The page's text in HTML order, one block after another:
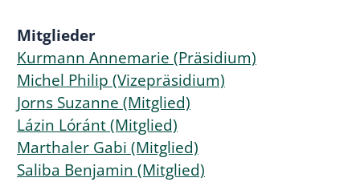
Mitglieder
Kurmann Annemarie (Präsidium)
Michel Philip (Vizepräsidium)
Jorns Suzanne (Mitglied)
Lázin Lóránt (Mitglied)
Marthaler Gabi (Mitglied)
Saliba Benjamin (Mitglied)